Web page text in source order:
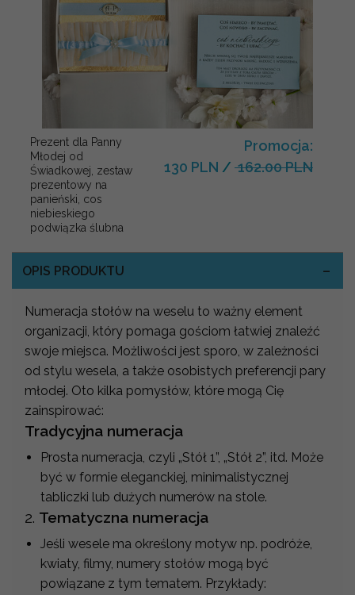
Prezent dla Panny
Młodej od
Świadkowej, zestaw
prezentowy na
panieński, cos
niebieskiego
podwiązka ślubna
Promocja:
130 PLN / 162.00 PLN
OPIS PRODUKTU
Numeracja stołów na weselu to ważny element
organizacji, który pomaga gościom łatwiej znaleźć
swoje miejsca. Możliwości jest sporo, w zależności
od stylu wesela, a także osobistych preferencji pary
młodej. Oto kilka pomysłów, które mogą Cię
zainspirować:
Tradycyjna numeracja
Prosta numeracja, czyli „Stół 1”, „Stół 2”, itd. Może
być w formie eleganckiej, minimalistycznej
tabliczki lub dużych numerów na stole.
2. Tematyczna numeracja
Jeśli wesele ma określony motyw np. podróże,
kwiaty, filmy, numery stołów mogą być
powiązane z tym tematem. Przykłady: